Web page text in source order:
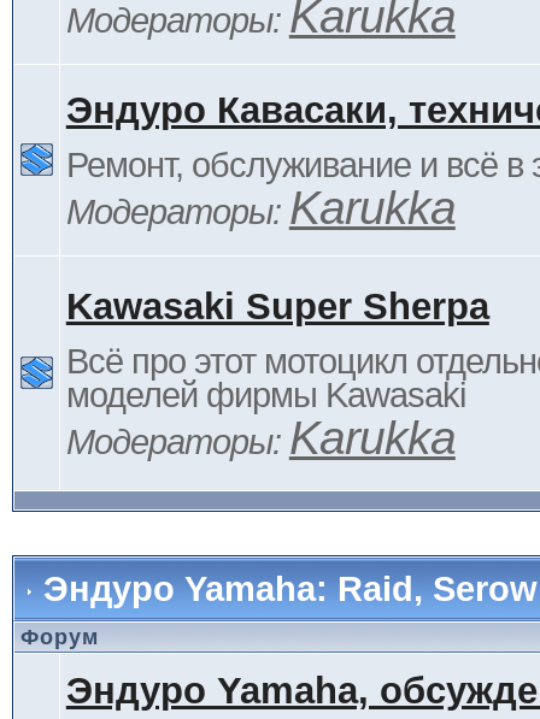
Модераторы: Karukka
Эндуро Кавасаки,
Ремонт, обслуживание и всё в
Модераторы: Karukka
Kawasaki Super Sherpa
Всё про этот мотоцикл
моделей фирмы Kawasaki
Модераторы: Karukka
Эндуро Yamaha: Raid,
Форум
Эндуро Yamaha,